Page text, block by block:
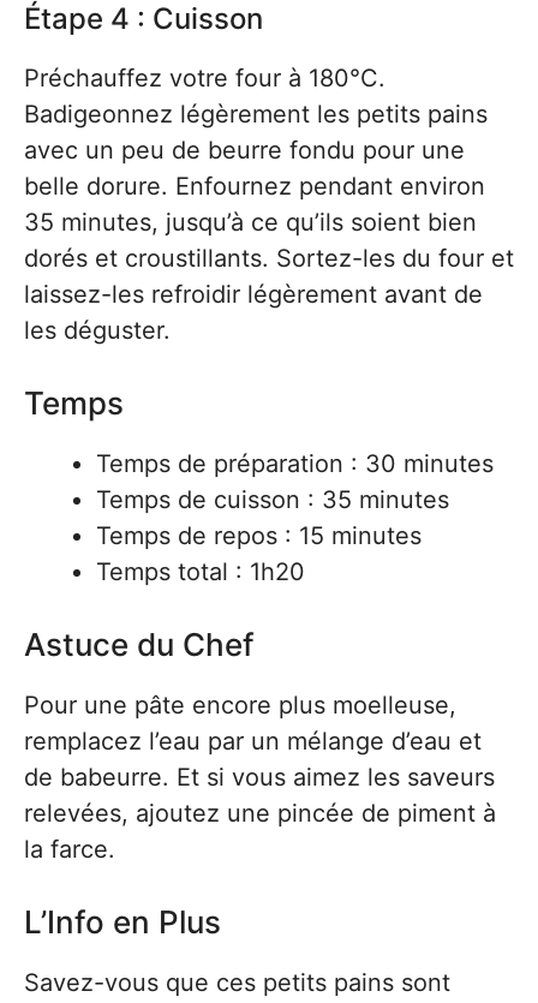
Étape 4 : Cuisson
Préchauffez votre four à 180°C.
Badigeonnez légèrement les petits pains
avec un peu de beurre fondu pour une
belle dorure. Enfournez pendant environ
35 minutes, jusqu’à ce qu’ils soient bien
dorés et croustillants. Sortez-les du four et
laissez-les refroidir légèrement avant de
les déguster.
Temps
Temps de préparation : 30 minutes
Temps de cuisson : 35 minutes
Temps de repos : 15 minutes
Temps total : 1h20
Astuce du Chef
Pour une pâte encore plus moelleuse,
remplacez l’eau par un mélange d’eau et
de babeurre. Et si vous aimez les saveurs
relevées, ajoutez une pincée de piment à
la farce.
L’Info en Plus
Savez-vous que ces petits pains sont